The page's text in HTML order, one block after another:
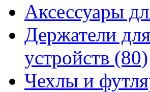
Аксессуары
Держатели
устройств (80)
Чехлы и